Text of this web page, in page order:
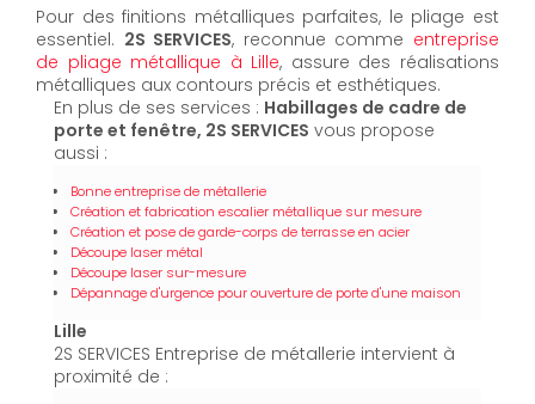
Pour des finitions métalliques parfaites, le pliage est
essentiel. 2S SERVICES, reconnue comme entreprise
de pliage métallique à Lille, assure des réalisations
métalliques aux contours précis et esthétiques.
En plus de ses services : Habillages de cadre de
porte et fenêtre, 2S SERVICES vous propose
aussi :
Bonne entreprise de métallerie
Création et fabrication escalier métallique sur mesure
Création et pose de garde-corps de terrasse en acier
Découpe laser métal
Découpe laser sur-mesure
Dépannage d'urgence pour ouverture de porte d'une maison
Lille
2S SERVICES Entreprise de métallerie intervient à
proximité de :